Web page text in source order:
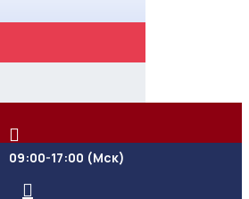
09:00-17:00 (Мск)